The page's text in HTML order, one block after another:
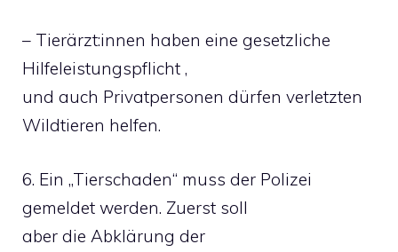
– Tierärzt:innen haben eine gesetzliche
Hilfeleistungspflicht ,
und auch Privatpersonen dürfen verletzten
Wildtieren helfen.
6. Ein „Tierschaden“ muss der Polizei
gemeldet werden. Zuerst soll
aber die Abklärung der